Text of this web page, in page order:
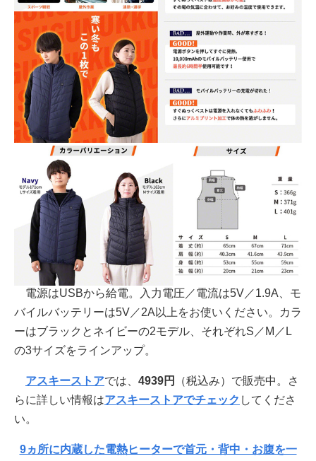
電源はUSBから給電。入力電圧／電流は5V／1.9A、モ
バイルバッテリーは5V／2A以上をお使いください。カラ
ーはブラックとネイビーの2モデル、それぞれS／M／L
の3サイズをラインアップ。
アスキーストアでは、 4939円
（税込み）で販売中。さ
らに詳しい情報はアスキーストアでチェック してくださ
い。
9ヵ所に内蔵した電熱ヒーターで首元・背中・お腹を一